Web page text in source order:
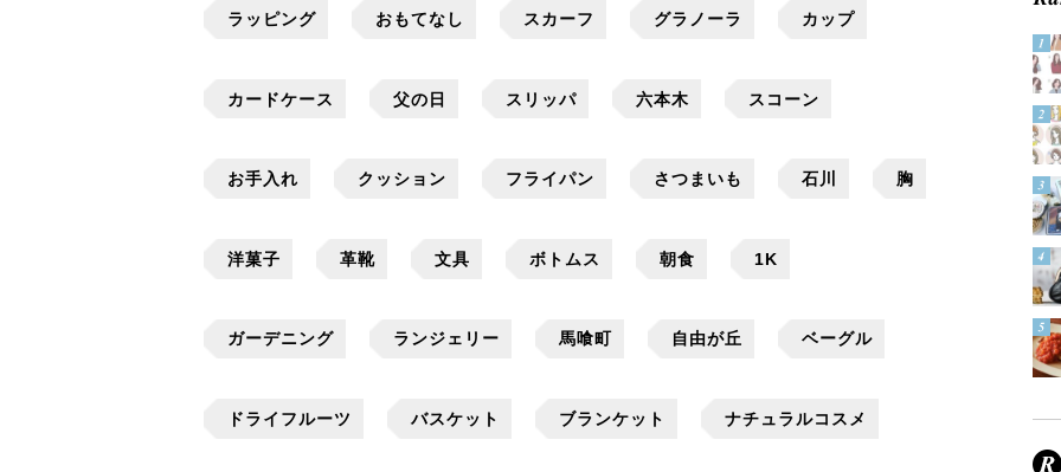
ラッピング おもてなし スカーフ グラノーラ カップ
カードケース 父の日 スリッパ 六本木 スコーン
お手入れ クッション フライパン さつまいも 石川 胸
洋菓子 革靴 文具 ボトムス 朝食 1K
ガーデニング ランジェリー 馬喰町 自由が丘 ベーグル
ドライフルーツ バスケット ブランケット ナチュラルコスメ